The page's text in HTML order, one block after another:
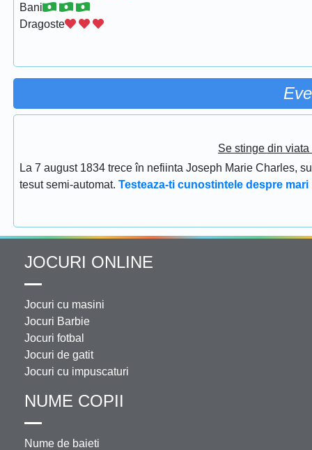
Bani
Dragoste
Se stinge din
La 7 august 1834 trece în nefiinta Joseph Marie Charles,
tesut semi-automat. Testeaza-ti cunostintele despre
JOCURI ONLINE
Jocuri cu masini
Jocuri Barbie
Jocuri fotbal
Jocuri de gatit
Jocuri cu impuscaturi
NUME COPII
Nume de baieti